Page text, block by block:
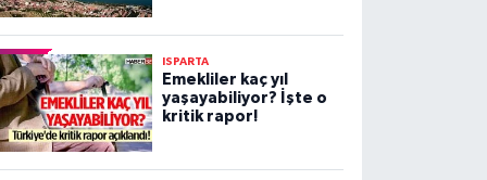
ISPARTA
Emekliler kaç yıl
yaşayabiliyor? İşte o
kritik rapor!